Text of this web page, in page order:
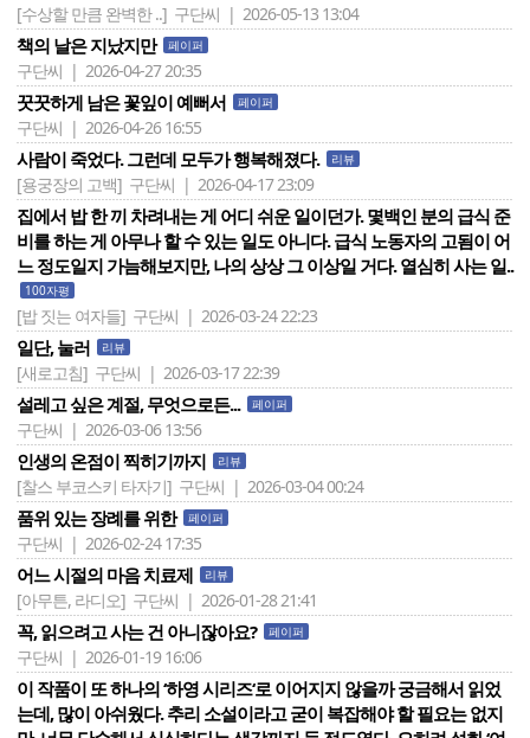
[수상할 만큼 완벽한 ..] 구단씨 | 2026-05-13 13:04
책의 날은 지났지만 페이퍼
구단씨 | 2026-04-27 20:35
꿋꿋하게 남은 꽃잎이 예뻐서 페이퍼
구단씨 | 2026-04-26 16:55
사람이 죽었다. 그런데 모두가 행복해졌다. 리뷰
[용궁장의 고백] 구단씨 | 2026-04-17 23:09
집에서 밥 한 끼 차려내는 게 어디 쉬운 일이던가. 몇백인 분의 급식 준
비를 하는 게 아무나 할 수 있는 일도 아니다. 급식 노동자의 고됨이 어
느 정도일지 가늠해보지만, 나의 상상 그 이상일 거다. 열심히 사는 일..
100자평
[밥 짓는 여자들] 구단씨 | 2026-03-24 22:23
일단, 눌러 리뷰
[새로고침] 구단씨 | 2026-03-17 22:39
설레고 싶은 계절, 무엇으로든... 페이퍼
구단씨 | 2026-03-06 13:56
인생의 온점이 찍히기까지 리뷰
[찰스 부코스키 타자기] 구단씨 | 2026-03-04 00:24
품위 있는 장례를 위한 페이퍼
구단씨 | 2026-02-24 17:35
어느 시절의 마음 치료제 리뷰
[아무튼, 라디오] 구단씨 | 2026-01-28 21:41
꼭, 읽으려고 사는 건 아니잖아요? 페이퍼
구단씨 | 2026-01-19 16:06
이 작품이 또 하나의 ‘하영 시리즈‘로 이어지지 않을까 궁금해서 읽었
는데, 많이 아쉬웠다. 추리 소설이라고 굳이 복잡해야 할 필요는 없지